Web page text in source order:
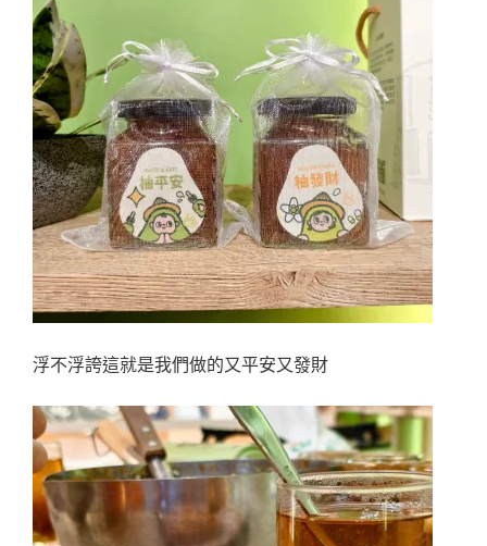
浮不浮誇這就是我們做的又平安又發財